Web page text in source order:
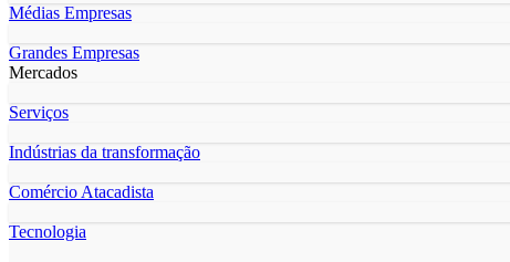
Médias Empresas
Grandes Empresas
Mercados
Serviços
Indústrias da transformação
Comércio Atacadista
Tecnologia